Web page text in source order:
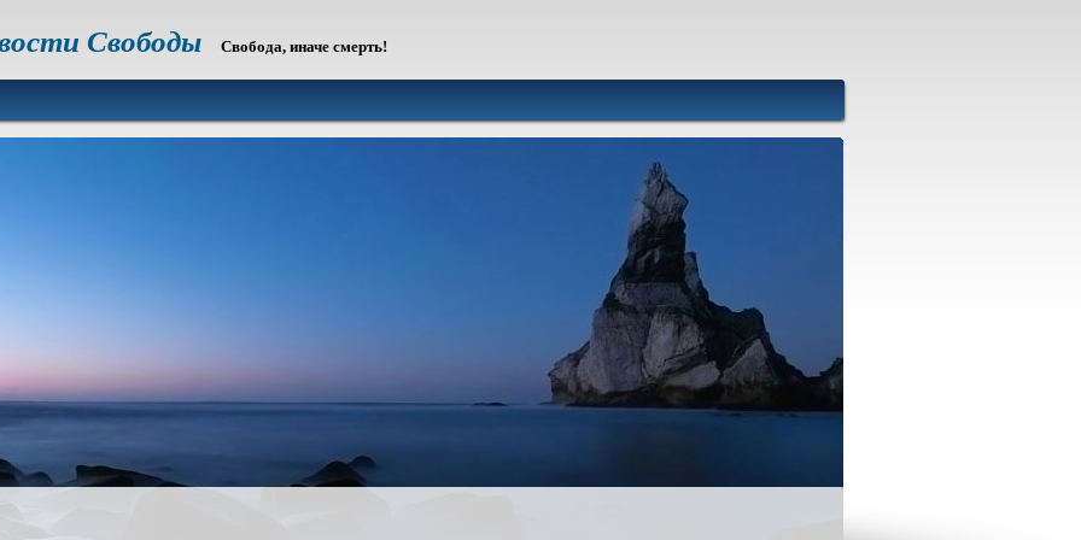
Свободы Свобода, иначе смерть!